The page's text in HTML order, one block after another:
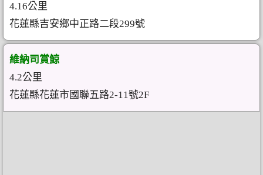
4.16公里
花蓮縣吉安鄉中正路二段299號
維納司賞鯨
4.2公里
花蓮縣花蓮市國聯五路2-11號2F